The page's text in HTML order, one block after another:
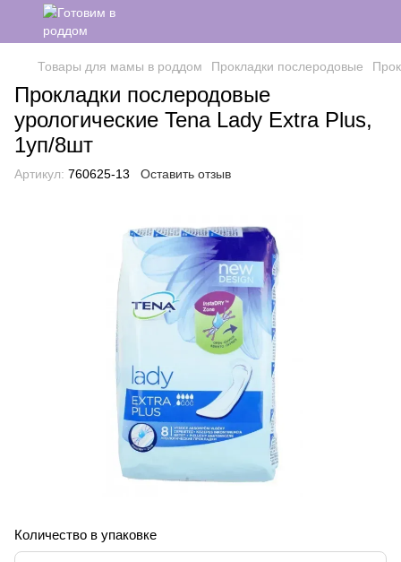
Товары для мамы в роддом Прокладки послеродовые
Прокладки послеродовые
урологические Tena Lady Extra Plus,
1уп/8шт
Артикул: 760625-13 Оставить отзыв
Количество в упаковке